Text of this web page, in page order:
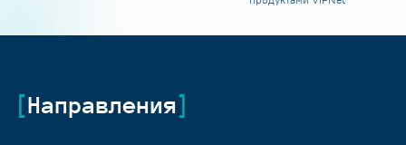
Направления